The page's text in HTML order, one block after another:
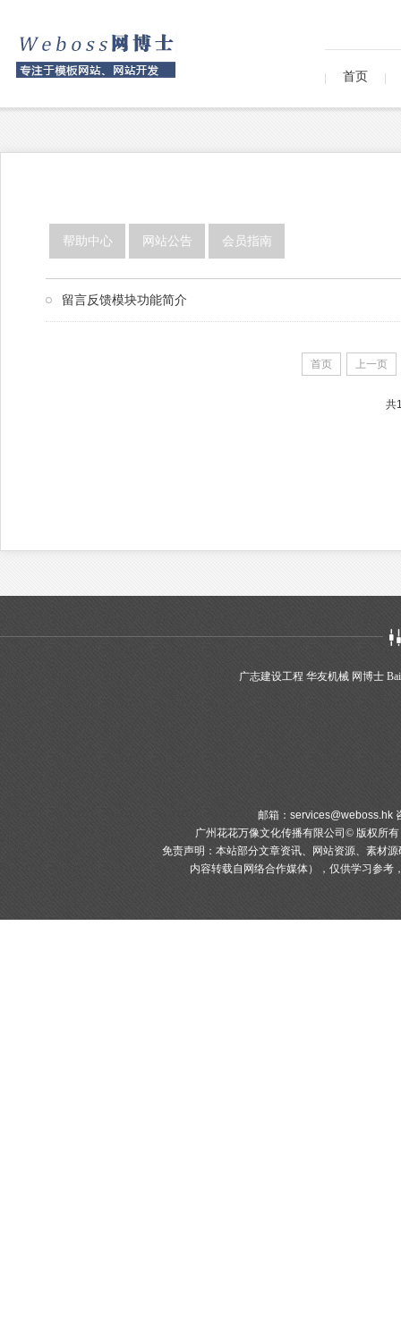
首页
帮助中心 网站公告 会员指南
留言反馈模块功能简介
首页 上一页
共
广志建设工程 华友机械 网博士
邮箱： services@weboss.hk
广州花花万像文化传播有限公司© 版权所有
免责声明：本站部分文章资讯、网站资源、素材
内容转载自网络合作媒体），仅供学习参